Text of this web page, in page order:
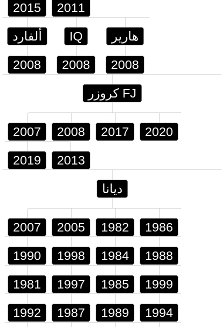
2015 2011
ألفارد
2008
IQ
2008
هارير
2008
FJ كروزر
2007 2008 2017 2020
2019 2013
ديانا
2007 2005 1982 1986
1990 1998 1984 1988
1981 1997 1985 1999
1992 1987 1989 1994